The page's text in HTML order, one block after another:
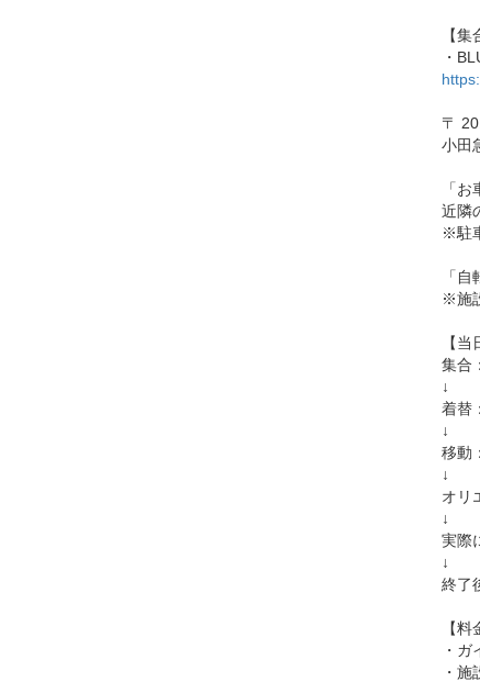
【集
・
〒
小田
「
近隣
※駐
「
※施
【当
集合
↓
着替
↓
移動
↓
オリ
↓
実際
↓
終了
【
・ガ
・